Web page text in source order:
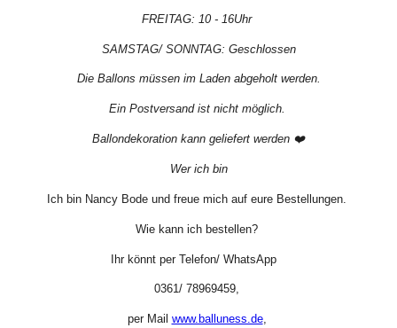
FREITAG: 10 - 16Uhr
SAMSTAG/ SONNTAG: Geschlossen
Die Ballons müssen im Laden abgeholt werden.
Ein Postversand ist nicht möglich.
Ballondekoration kann geliefert werden ❤️
Wer ich bin
Ich bin Nancy Bode und freue mich auf eure Bestellungen.
Wie kann ich bestellen?
Ihr könnt per Telefon/ WhatsApp
0361/ 78969459,
per Mail www.balluness.de,